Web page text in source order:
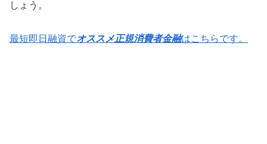
しょう。
最短即日融資でオススメ正規消費者金融はこちらです。